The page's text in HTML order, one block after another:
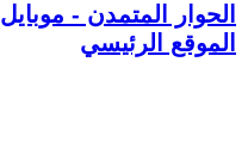
الحوار المتمدن - موبايل
الموقع الرئيسي